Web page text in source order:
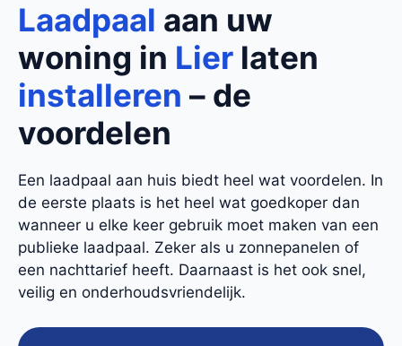
Laadpaal aan uw
woning in Lier laten
installeren – de
voordelen
Een laadpaal aan huis biedt heel wat voordelen. In
de eerste plaats is het heel wat goedkoper dan
wanneer u elke keer gebruik moet maken van een
publieke laadpaal. Zeker als u zonnepanelen of
een nachttarief heeft. Daarnaast is het ook snel,
veilig en onderhoudsvriendelijk.